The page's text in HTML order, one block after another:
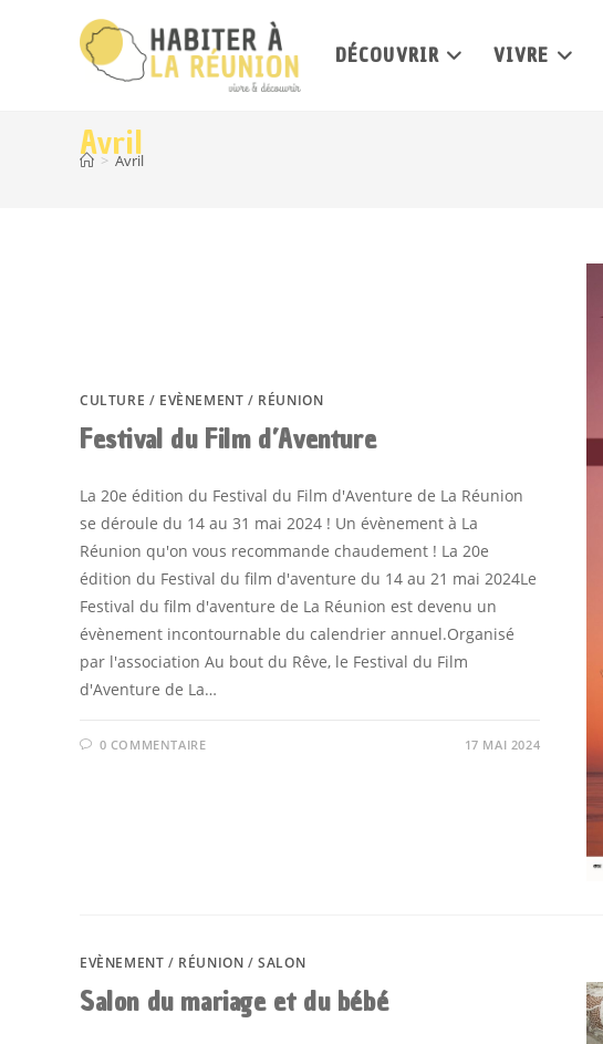
DÉCOUVRIR VIVRE
Avril
> Avril
CULTURE / EVÈNEMENT / RÉUNION
Festival du Film d’Aventure
La 20e édition du Festival du Film d'Aventure de La Réunion
se déroule du 14 au 31 mai 2024 ! Un évènement à La
Réunion qu'on vous recommande chaudement ! La 20e
édition du Festival du film d'aventure du 14 au 21 mai 2024Le
Festival du film d'aventure de La Réunion est devenu un
évènement incontournable du calendrier annuel.Organisé
par l'association Au bout du Rêve, le Festival du Film
d'Aventure de La…
0 COMMENTAIRE 17 MAI 2024
EVÈNEMENT / RÉUNION /SALON
Salon du mariage et du bébé